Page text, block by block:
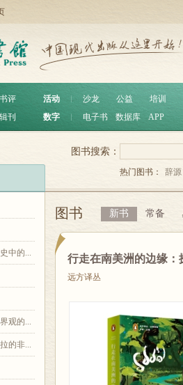
书评
辑刊
活动 沙龙 公益
培训
数字
电子书 数据库 APP
中的...
观的...
的非...
图书搜索：
热门图书： 辞源
图书 新书 常备
行走在南美洲的边缘：
远方译丛